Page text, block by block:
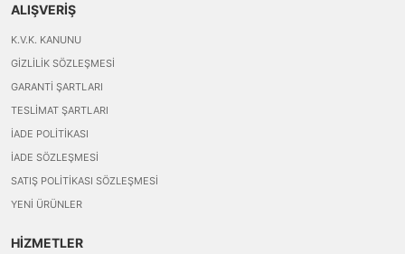
ALIŞVERİŞ
K.V.K. KANUNU
GIZLILIK SÖZLEŞMESI
GARANTI ŞARTLARI
TESLIMAT ŞARTLARI
İADE POLITIKASI
İADE SÖZLEŞMESI
SATIŞ POLITIKASI SÖZLEŞMESI
YENI ÜRÜNLER
HİZMETLER